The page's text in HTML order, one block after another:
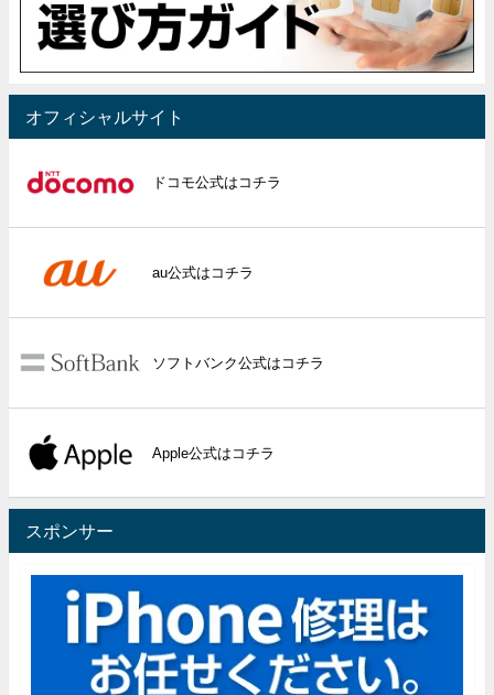
オフィシャルサイト
ドコモ公式はコチラ
au公式はコチラ
ソフトバンク公式はコチラ
Apple公式はコチラ
スポンサー